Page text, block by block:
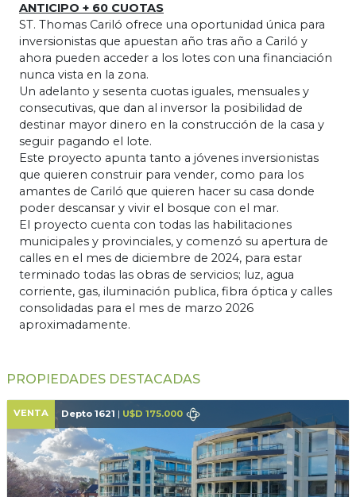
ANTICIPO + 60 CUOTAS
ST. Thomas Cariló ofrece una oportunidad única para
inversionistas que apuestan año tras año a Cariló y
ahora pueden acceder a los lotes con una financiación
nunca vista en la zona.
Un adelanto y sesenta cuotas iguales, mensuales y
consecutivas, que dan al inversor la posibilidad de
destinar mayor dinero en la construcción de la casa y
seguir pagando el lote.
Este proyecto apunta tanto a jóvenes inversionistas
que quieren construir para vender, como para los
amantes de Cariló que quieren hacer su casa donde
poder descansar y vivir el bosque con el mar.
El proyecto cuenta con todas las habilitaciones
municipales y provinciales, y comenzó su apertura de
calles en el mes de diciembre de 2024, para estar
terminado todas las obras de servicios; luz, agua
corriente, gas, iluminación publica, fibra óptica y calles
consolidadas para el mes de marzo 2026
aproximadamente.
PROPIEDADES DESTACADAS
VENTA Depto 1621 | U$D 175.000